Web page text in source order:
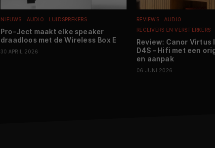
NIEUWS AUDIO LUIDSPREKERS
Pro-Ject maakt elke speaker
draadloos met de Wireless Box E
30 APRIL 2026
REVIEWS
AUDIO
RECEIVERS EN VERSTERKERS
Review: Canor Virtus
D4S – Hifi met een
en aanpak
06 JUNI 2026